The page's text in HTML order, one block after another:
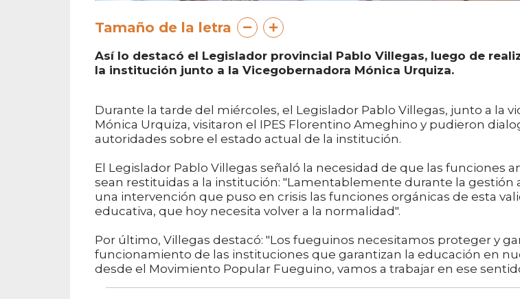
Tamaño de la letra
Así lo destacó el Legislador provincial Pablo Villegas, luego de
la institución junto a la Vicegobernadora Mónica Urquiza.
Durante la tarde del miércoles, el Legislador Pablo Villegas, junto a la
Mónica Urquiza, visitaron el IPES Florentino Ameghino y pudieron
autoridades sobre el estado actual de la institución.
El Legislador Pablo Villegas señaló la necesidad de que las funciones
sean restituidas a la institución: "Lamentablemente durante la gestión
una intervención que puso en crisis las funciones orgánicas de esta
educativa, que hoy necesita volver a la normalidad".
Por último, Villegas destacó: "Los fueguinos necesitamos proteger y
funcionamiento de las instituciones que garantizan la educación en
desde el Movimiento Popular Fueguino, vamos a trabajar en ese